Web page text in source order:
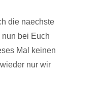
die naechste
bei Euch
Mal keinen
nur wir